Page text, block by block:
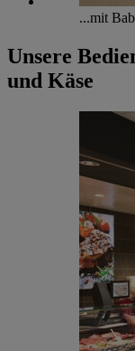
...mit
Unsere
und Käse